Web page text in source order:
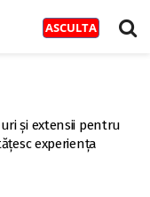
și extensii pentru
experiența